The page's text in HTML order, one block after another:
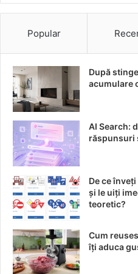
Aplicați comprese reci
infecțiile secundare.
Consultați un medic
opțiunile de tratament
Concluzie: Un
un progres semnificativ în
ajutorul acestuia, mulți
cu zi, eliberându-se de
cercetările avansează,
și să accesăm noile
speranța unui viitor în care
Popular
După
acumulare
AI Search:
răspunsuri
De ce
și le uiți
teoretic?
Cum
îți aduca